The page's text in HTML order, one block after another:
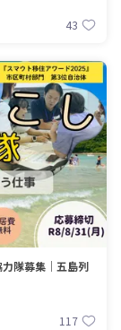
43
力隊募集｜五島列
117